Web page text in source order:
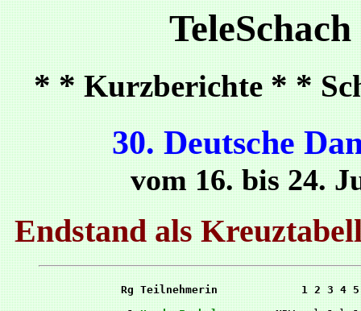
* *Kurzberichte* *
30. Deutsche
vom 16. bis 24.
Endstand als
Rg Teilnehmerin             1 2 3 4 5